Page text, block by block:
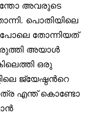
അവരുടെ
പൊതിയിലെ
തോന്നിയത്
അയാൾ
ഒരു
ജ്യേഷ്ഠൻറെ
എന്ത് കൊണ്ടോ